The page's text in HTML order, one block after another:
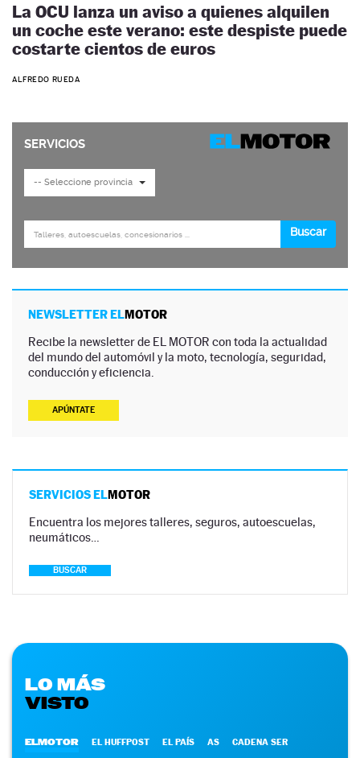
La OCU lanza un aviso a quienes alquilen
un coche este verano: este despiste puede
costarte cientos de euros
ALFREDO RUEDA
NEWSLETTER ELMOTOR
Recibe la newsletter de EL MOTOR con toda la actualidad
del mundo del automóvil y la moto, tecnología, seguridad,
conducción y eficiencia.
APÚNTATE
SERVICIOS ELMOTOR
Encuentra los mejores talleres, seguros, autoescuelas,
neumáticos…
BUSCAR
LO MÁS
VISTO
ELMOTOR EL HUFFPOST EL PAÍS AS CADENA SER